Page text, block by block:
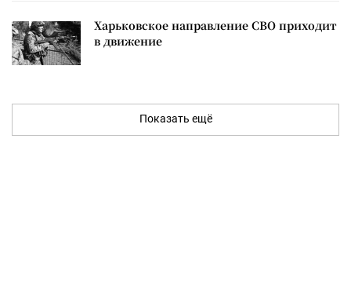
Харьковское направление СВО приходит
в движение
Показать ещё